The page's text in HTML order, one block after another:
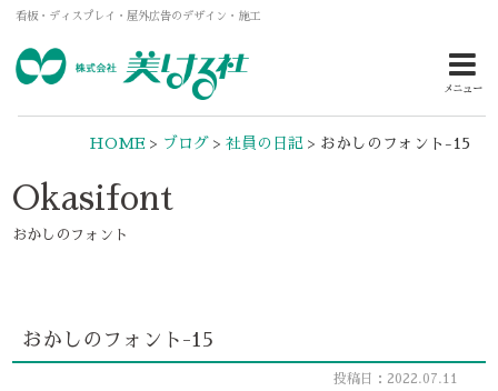
看板・ディスプレイ・屋外広告のデザイン・施工
メニュー
HOME> ブログ> 社員の日記 > おかしのフォント-15
Okasifont
おかしのフォント
おかしのフォント-15
投稿日：2022.07.11